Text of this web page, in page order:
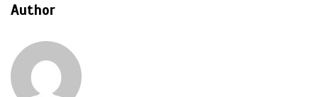
Author